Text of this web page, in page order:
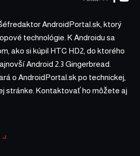
AndroidPortal.sk, ktorý
technológie. K Androidu sa
ako si kúpil HTC HD2, do ktorého
Android 2.3 Gingerbread.
o AndroidPortal.sk po technickej,
stránke. Kontaktovať ho môžete aj